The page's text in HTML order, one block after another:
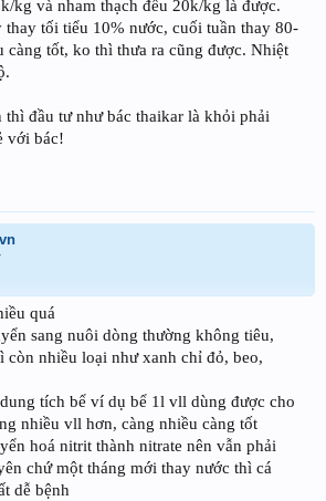
kg và nham thạch đểu 20k/kg là được.
tối tiểu 10% nước, cuối tuần thay 80-
càng tốt, ko thì thưa ra cũng được. Nhiệt
thì đầu tư như bác thaikar là khỏi phải
với bác!
quá
sang nuôi dòng thường không tiêu,
còn nhiều loại như xanh chỉ đỏ, beo,
tích bể ví dụ bể 1l vll dùng được cho
nhiều vll hơn, càng nhiều càng tốt
hoá nitrit thành nitrate nên vẫn phải
chứ một tháng mới thay nước thì cá
dễ bệnh